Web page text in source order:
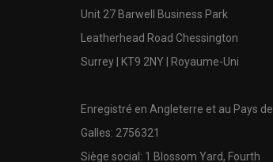
Unit 27 Barwell Business Park
Leatherhead Road Chessington
Surrey | KT9 2NY | Royaume-Uni
Enregistré en Angleterre et au Pays de
Galles: 2756321
Siège social: 1 Blossom Yard, Fourth